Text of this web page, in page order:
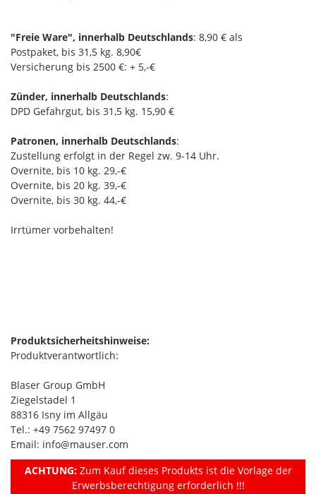
"Freie Ware", innerhalb Deutschlands: 8,90 € als
Postpaket, bis 31,5 kg. 8,90€
Versicherung bis 2500 €: + 5,-€
Zünder, innerhalb Deutschlands:
DPD Gefahrgut, bis 31,5 kg. 15,90 €
Patronen, innerhalb Deutschlands:
Zustellung erfolgt in der Regel zw. 9-14 Uhr.
Overnite, bis 10 kg. 29,-€
Overnite, bis 20 kg. 39,-€
Overnite, bis 30 kg. 44,-€
Irrtümer vorbehalten!
Produktsicherheitshinweise:
Produktverantwortlich:
Blaser Group GmbH
Ziegelstadel 1
88316 Isny im Allgäu
Tel.: +49 7562 97497 0
Email: info@mauser.com
ACHTUNG:Zum Kauf dieses Produkts ist die Vorlage der
Erwerbsberechtigung erforderlich !!!